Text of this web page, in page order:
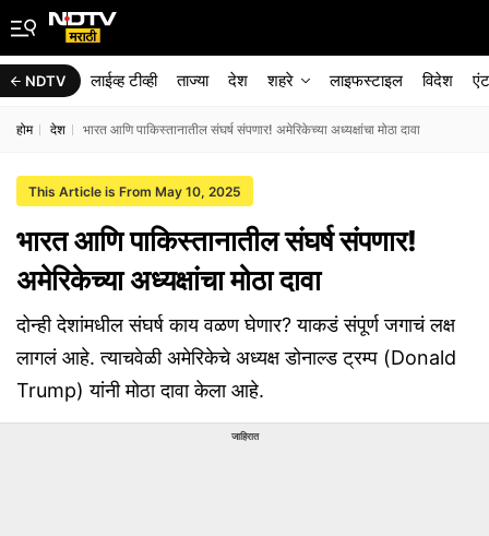
NDTV लाईव्ह टीव्ही ताज्या देश शहरे लाइफस्टाइल विदेश
होम देश भारत आणि पाकिस्तानातील संघर्ष संपणार! अमेरिकेच्या अध्यक्षांचा मोठा दावा
This Article is From May 10, 2025
भारत आणि पाकिस्तानातील संघर्ष संपणार!
अमेरिकेच्या अध्यक्षांचा मोठा दावा
दोन्ही देशांमधील संघर्ष काय वळण घेणार? याकडं संपूर्ण जगाचं लक्ष
लागलं आहे. त्याचवेळी अमेरिकेचे अध्यक्ष डोनाल्ड ट्रम्प (Donald
Trump) यांनी मोठा दावा केला आहे.
जाहिरात